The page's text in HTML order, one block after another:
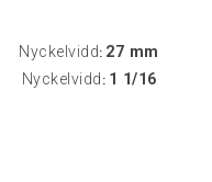
Nyckelvidd: 27 mm
Nyckelvidd : 1 1/16